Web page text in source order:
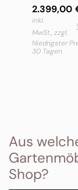
2.399,00
inkl.
MwSt., zzgl.
Niedrigster
30 Tagen
Aus
Shop?